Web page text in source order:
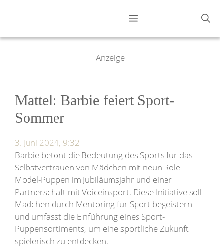
Menü
Anzeige
Mattel: Barbie feiert Sport-
Sommer
3. Juni 2024, 9:32
Barbie betont die Bedeutung des Sports für das
Selbstvertrauen von Mädchen mit neun Role-
Model-Puppen im Jubiläumsjahr und einer
Partnerschaft mit Voiceinsport. Diese Initiative soll
Mädchen durch Mentoring für Sport begeistern
und umfasst die Einführung eines Sport-
Puppensortiments, um eine sportliche Zukunft
spielerisch zu entdecken.